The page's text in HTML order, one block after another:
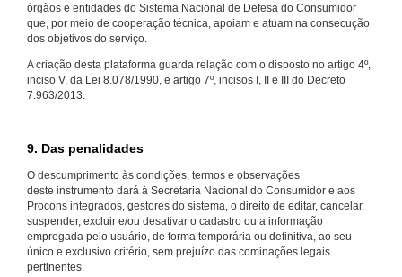
órgãos e entidades do Sistema Nacional de Defesa do Consumidor
que, por meio de cooperação técnica, apoiam e atuam na consecução
dos objetivos do serviço.
A criação desta plataforma guarda relação com o disposto no artigo 4º,
inciso V, da Lei 8.078/1990, e artigo 7º, incisos I, II e III do Decreto
7.963/2013.
9. Das penalidades
O descumprimento às condições, termos e observações
deste instrumento dará à Secretaria Nacional do Consumidor e aos
Procons integrados, gestores do sistema, o direito de editar, cancelar,
suspender, excluir e/ou desativar o cadastro ou a informação
empregada pelo usuário, de forma temporária ou definitiva, ao seu
único e exclusivo critério, sem prejuízo das cominações legais
pertinentes.